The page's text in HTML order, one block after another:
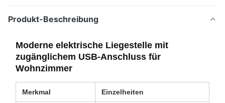
Produkt-Beschreibung
Moderne elektrische Liegestelle mit
zugänglichem USB-Anschluss für
Wohnzimmer
Merkmal Einzelheiten